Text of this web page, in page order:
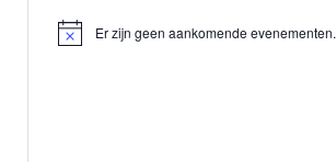
h
BerichtEr zijn geen aankomende evenementen.